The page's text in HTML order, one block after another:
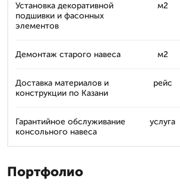
Установка декоративной
подшивки и фасонных
элементов
м2
Демонтаж старого навеса м2
Доставка материалов и
конструкции по Казани
рейс
Гарантийное обслуживание
консольного навеса
услуга
Портфолио